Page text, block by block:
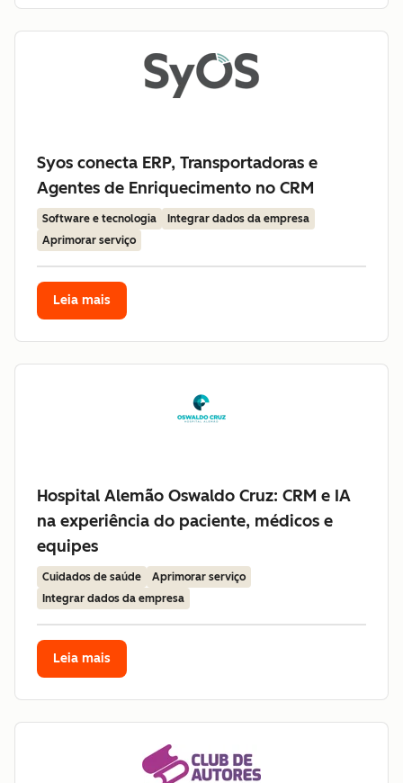
Syos conecta ERP, Transportadoras e
Agentes de Enriquecimento no CRM
Software e tecnologia
Integrar dados da empresa
Aprimorar serviço
Leia mais
Hospital Alemão Oswaldo Cruz: CRM e IA
na experiência do paciente, médicos e
equipes
Cuidados de saúde
Aprimorar serviço
Integrar dados da empresa
Leia mais